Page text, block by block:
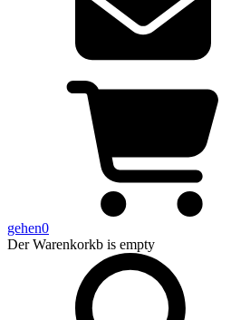
gehen0
Der Warenkorkb is empty